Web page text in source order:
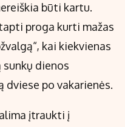
būti kartu.
proga kurti mažas
kai kiekvienas
sunkų dienos
dviese po vakarienės.
įtraukti į